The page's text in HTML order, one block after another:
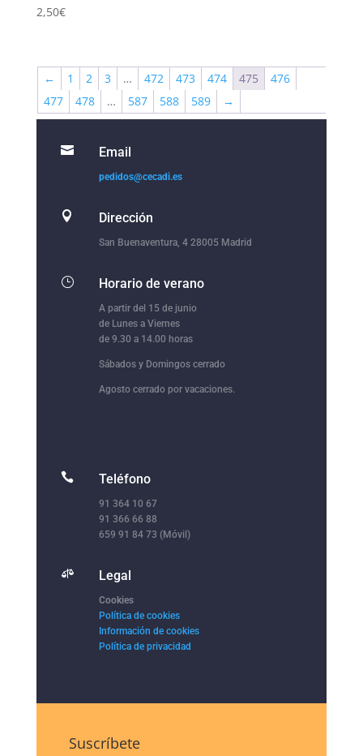
2,50€
← 1 2 3 … 472 473 474 475
476
477
478 … 587 588 589 →
 Email
pedidos@cecadi.es
 Dirección
San Buenaventura, 4 28005 Madrid
} Horario de verano
A partir del 15 de junio
de Lunes a Viernes
de 9.30 a 14.00 horas
Sábados y Domingos cerrado
Agosto cerrado por vacaciones.
 Teléfono
91 364 10 67
91 366 66 88
659 91 84 73 (Móvil)
 Legal
Cookies
Política de cookies
Información de cookies
Política de privacidad
Suscríbete